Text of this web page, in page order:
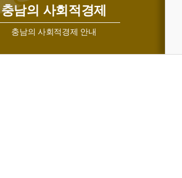
충남의 사회적경제
충남의 사회적경제 안내